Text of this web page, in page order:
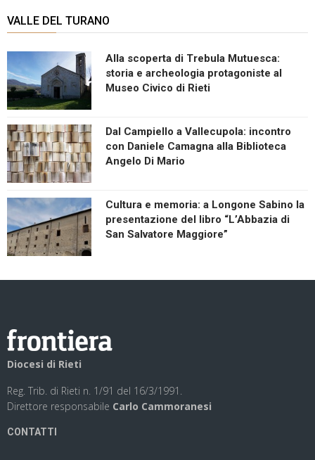
VALLE DEL TURANO
Alla scoperta di Trebula Mutuesca:
storia e archeologia protagoniste al
Museo Civico di Rieti
Dal Campiello a Vallecupola: incontro
con Daniele Camagna alla Biblioteca
Angelo Di Mario
Cultura e memoria: a Longone Sabino la
presentazione del libro “L’Abbazia di
San Salvatore Maggiore”
Diocesi di Rieti
Reg. Trib. di Rieti n. 1/91 del 16/3/1991.
Direttore responsabile Carlo Cammoranesi
CONTATTI